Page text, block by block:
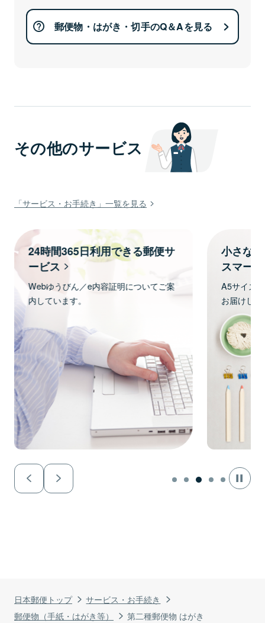
日本郵便トップ
サービス・お手続き
郵便物（手紙・はがき等）
第二種郵便物 はがき
郵便物・はがき・切手のQ＆Aを見る
その他のサービス
「サービス・お手続き」一覧を見る
24時間365日利用できる郵便サ
ービス
Webゆうびん／e内容証明についてご案
内しています。
小さな
スマー
A5サイズ
お届けし